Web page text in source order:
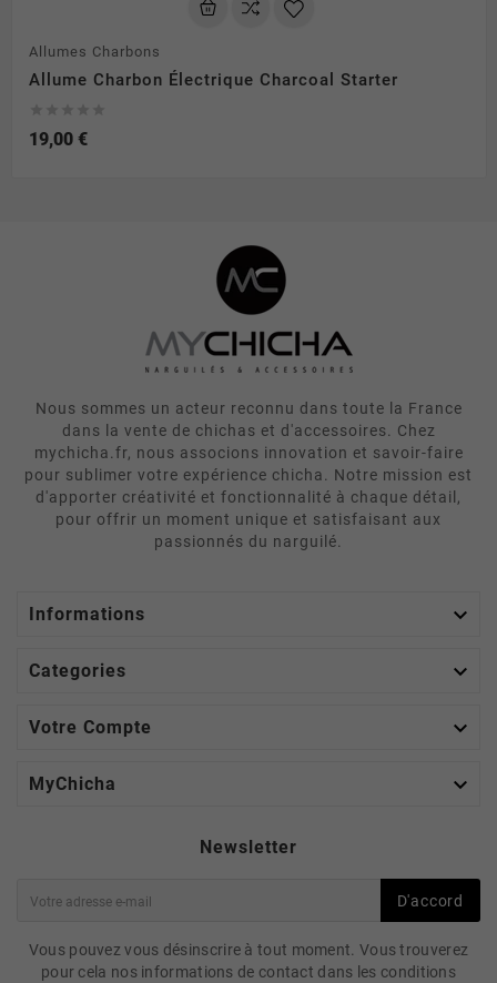
Allumes Charbons
Allume Charbon Électrique Charcoal Starter
19,00 €
Nous sommes un acteur reconnu dans toute la France
dans la vente de chichas et d'accessoires. Chez
mychicha.fr, nous associons innovation et savoir-faire
pour sublimer votre expérience chicha. Notre mission est
d'apporter créativité et fonctionnalité à chaque détail,
pour offrir un moment unique et satisfaisant aux
passionnés du narguilé.
Informations 
Categories 
Votre Compte 
MyChicha 
Newsletter
D'accord
Vous pouvez vous désinscrire à tout moment. Vous trouverez
pour cela nos informations de contact dans les conditions